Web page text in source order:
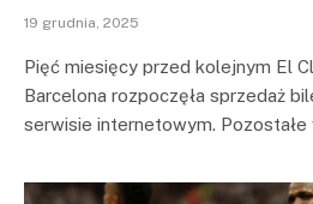
19 grudnia, 2025
Pięć miesięcy przed kolejnym El
Barcelona rozpoczęła sprzedaż
serwisie internetowym.